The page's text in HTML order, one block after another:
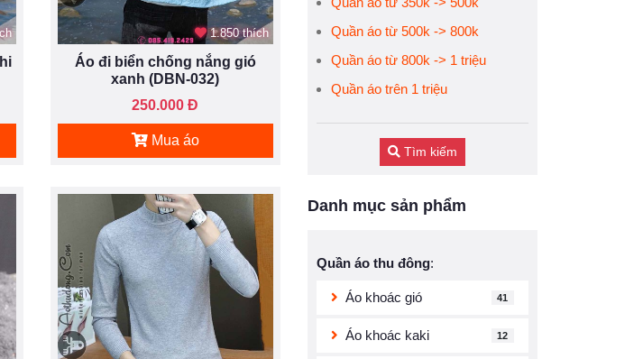
1.850 thích
Áo đi biển chống nắng gió
xanh (DBN-032)
250.000 Đ
Mua áo
Quần áo từ 500k -> 800k
Quần áo từ 800k -> 1 triệu
Quần áo trên 1 triệu
Tìm kiếm
Danh mục sản phẩm
Quần áo thu đông:
Áo khoác gió 41
Áo khoác kaki 12